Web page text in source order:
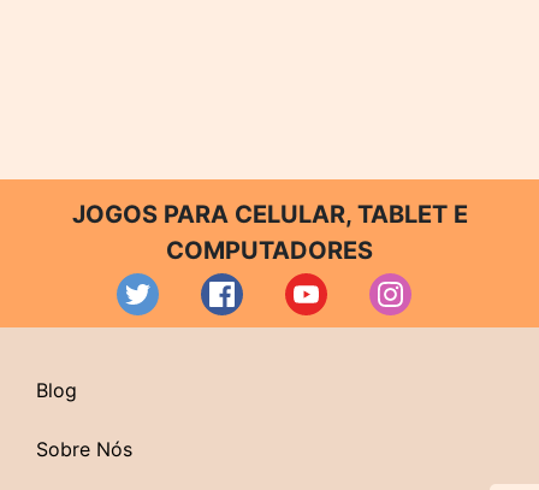
JOGOS PARA CELULAR, TABLET E
COMPUTADORES
Blog
Sobre Nós